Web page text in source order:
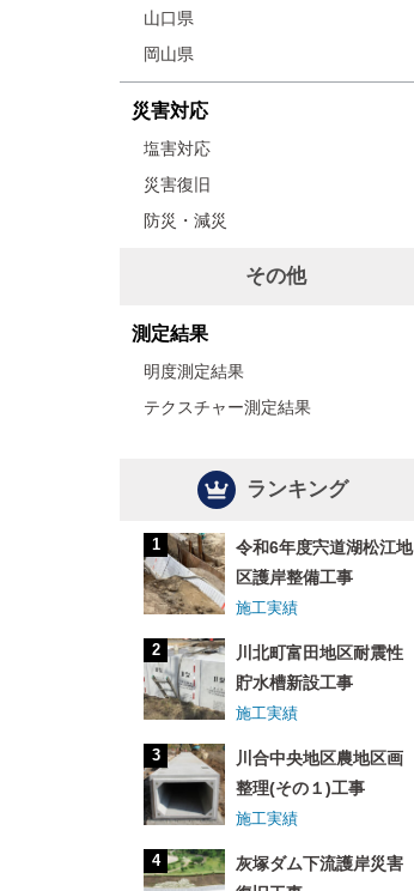
山口県
岡山県
災害対応
塩害対応
災害復旧
防災・減災
その他
測定結果
明度測定結果
テクスチャー測定結果
ランキング
令和6年度宍道湖松江地
区護岸整備工事
施工実績
川北町富田地区耐震性
貯水槽新設工事
施工実績
川合中央地区農地区画
整理(その１)工事
施工実績
灰塚ダム下流護岸災害